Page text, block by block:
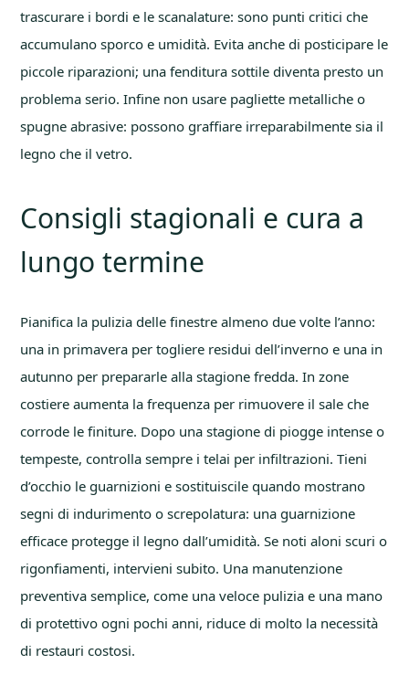
trascurare i bordi e le scanalature: sono punti critici che
accumulano sporco e umidità. Evita anche di posticipare le
piccole riparazioni; una fenditura sottile diventa presto un
problema serio. Infine non usare pagliette metalliche o
spugne abrasive: possono graffiare irreparabilmente sia il
legno che il vetro.
Consigli stagionali e cura a
lungo termine
Pianifica la pulizia delle finestre almeno due volte l’anno:
una in primavera per togliere residui dell’inverno e una in
autunno per prepararle alla stagione fredda. In zone
costiere aumenta la frequenza per rimuovere il sale che
corrode le finiture. Dopo una stagione di piogge intense o
tempeste, controlla sempre i telai per infiltrazioni. Tieni
d’occhio le guarnizioni e sostituiscile quando mostrano
segni di indurimento o screpolatura: una guarnizione
efficace protegge il legno dall’umidità. Se noti aloni scuri o
rigonfiamenti, intervieni subito. Una manutenzione
preventiva semplice, come una veloce pulizia e una mano
di protettivo ogni pochi anni, riduce di molto la necessità
di restauri costosi.